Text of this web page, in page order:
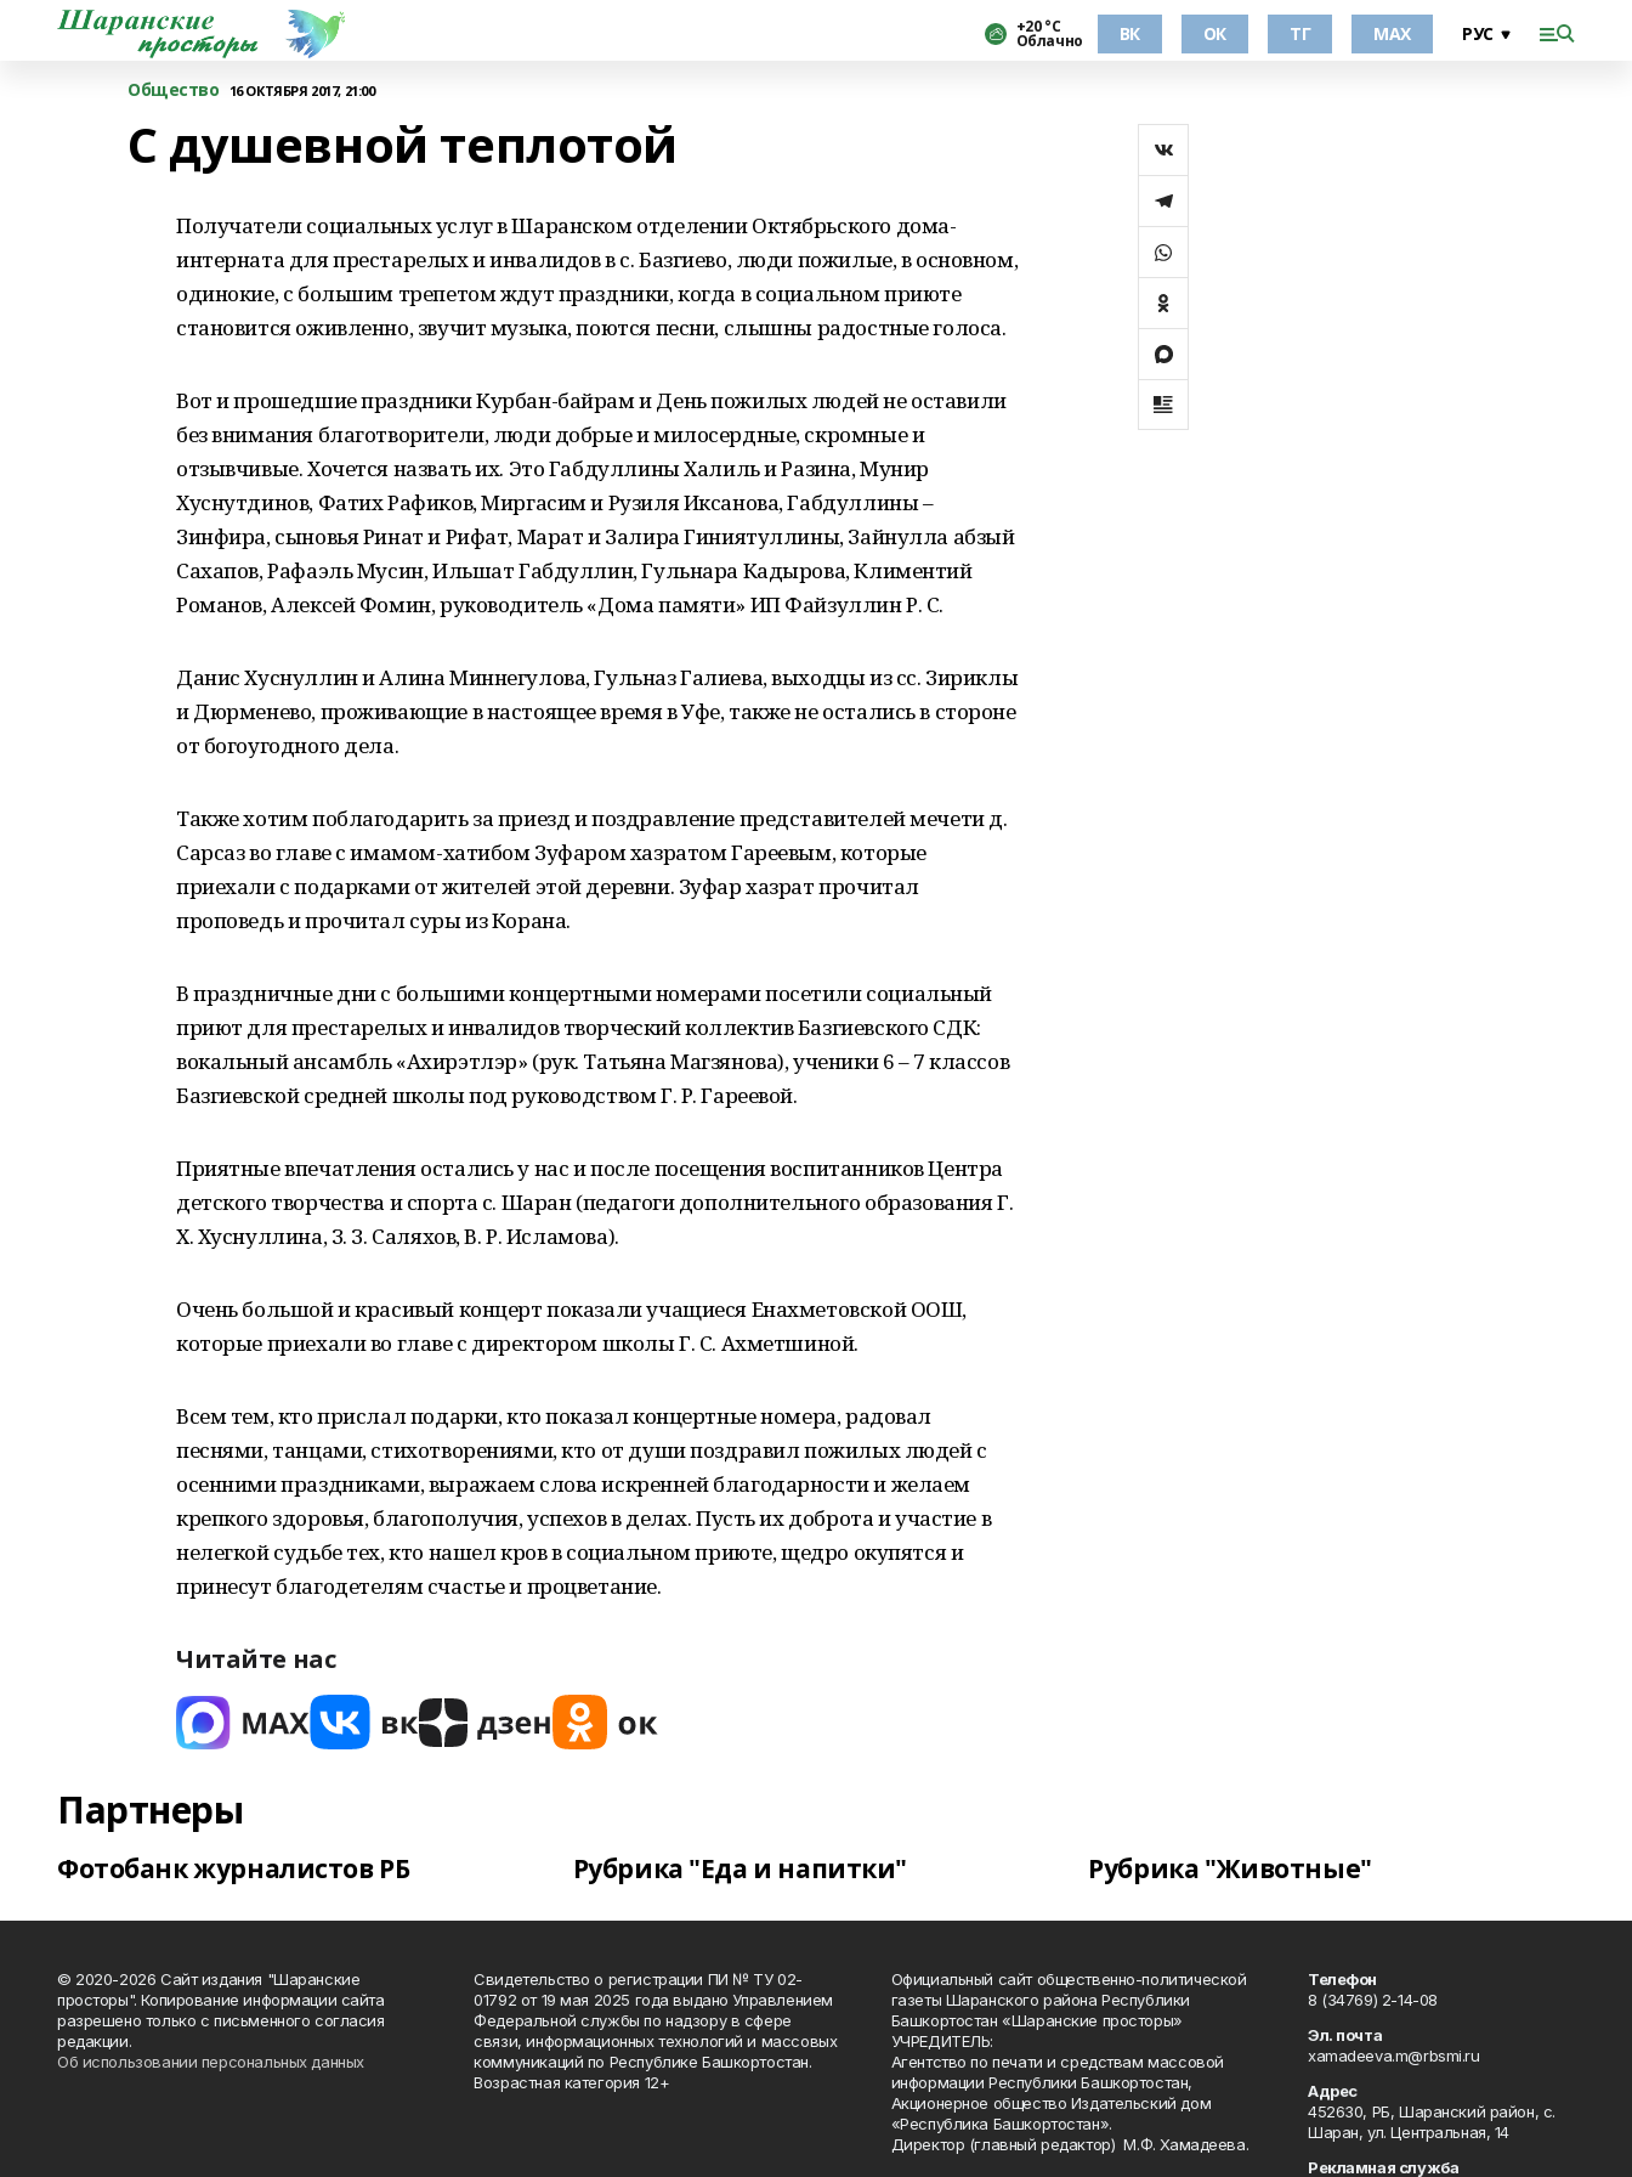
+20 °С
Облачно ВК ОК ТГ МАХ
Общество 16 ОКТЯБРЯ 2017, 21:00
С душевной теплотой
Получатели социальных услуг в Шаранском отделении Октябрьского дома-
интерната для престарелых и инвалидов в с. Базгиево, люди пожилые, в основном,
одинокие, с большим трепетом ждут праздники, когда в социальном приюте
становится оживленно, звучит музыка, поются песни, слышны радостные голоса.
Вот и прошедшие праздники Курбан-байрам и День пожилых людей не оставили
без внимания благотворители, люди добрые и милосердные, скромные и
отзывчивые. Хочется назвать их. Это Габдуллины Халиль и Разина, Мунир
Хуснутдинов, Фатих Рафиков, Миргасим и Рузиля Иксанова, Габдуллины –
Зинфира, сыновья Ринат и Рифат, Марат и Залира Гиниятуллины, Зайнулла абзый
Сахапов, Рафаэль Мусин, Ильшат Габдуллин, Гульнара Кадырова, Климентий
Романов, Алексей Фомин, руководитель «Дома памяти» ИП Файзуллин Р. С.
Данис Хуснуллин и Алина Миннегулова, Гульназ Галиева, выходцы из сс. Зириклы
и Дюрменево, проживающие в настоящее время в Уфе, также не остались в стороне
от богоугодного дела.
Также хотим поблагодарить за приезд и поздравление представителей мечети д.
Сарсаз во главе с имамом-хатибом Зуфаром хазратом Гареевым, которые
приехали с подарками от жителей этой деревни. Зуфар хазрат прочитал
проповедь и прочитал суры из Корана.
В праздничные дни с большими концертными номерами посетили социальный
приют для престарелых и инвалидов творческий коллектив Базгиевского СДК:
вокальный ансамбль «Ахирэтлэр» (рук. Татьяна Магзянова), ученики 6 – 7 классов
Базгиевской средней школы под руководством Г. Р. Гареевой.
Приятные впечатления остались у нас и после посещения воспитанников Центра
детского творчества и спорта с. Шаран (педагоги дополнительного образования Г.
Х. Хуснуллина, З. З. Саляхов, В. Р. Исламова).
Очень большой и красивый концерт показали учащиеся Енахметовской ООШ,
которые приехали во главе с директором школы Г. С. Ахметшиной.
Всем тем, кто прислал подарки, кто показал концертные номера, радовал
песнями, танцами, стихотворениями, кто от души поздравил пожилых людей с
осенними праздниками, выражаем слова искренней благодарности и желаем
крепкого здоровья, благополучия, успехов в делах. Пусть их доброта и участие в
нелегкой судьбе тех, кто нашел кров в социальном приюте, щедро окупятся и
принесут благодетелям счастье и процветание.
Читайте нас
Партнеры
Фотобанк журналистов РБ Рубрика "Еда и напитки" Рубрика "Животные"
© 2020-2026 Сайт издания "Шаранские
просторы". Копирование информации сайта
разрешено только с письменного согласия
редакции.
Об использовании персональных данных
Свидетельство о регистрации ПИ № ТУ 02-
01792 от 19 мая 2025 года выдано Управлением
Федеральной службы по надзору в сфере
связи, информационных технологий и массовых
коммуникаций по Республике Башкортостан.
Возрастная категория 12+
Официальный сайт общественно-политической
газеты Шаранского района Республики
Башкортостан «Шаранские просторы»
УЧРЕДИТЕЛЬ:
Агентство по печати и средствам массовой
информации Республики Башкортостан,
Акционерное общество Издательский дом
«Республика Башкортостан».
Директор (главный редактор) М.Ф. Хамадеева.
Телефон
8 (34769) 2-14-08
Эл. почта
xamadeeva.m@rbsmi.ru
Адрес
452630, РБ, Шаранский район, с.
Шаран, ул. Центральная, 14
Рекламная служба